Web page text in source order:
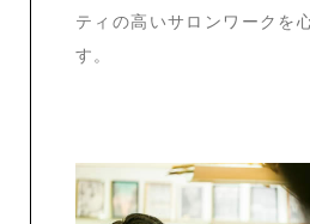
ティの高いサロンワークを
す。